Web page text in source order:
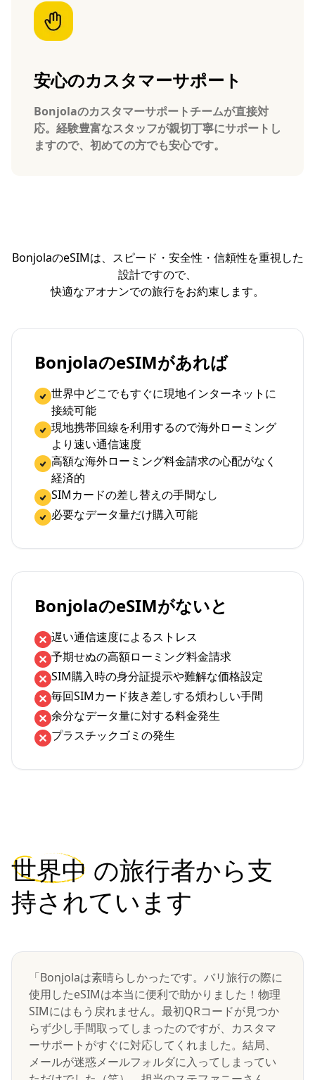
安心のカスタマーサポート
Bonjolaのカスタマーサポートチームが直接対
応。経験豊富なスタッフが親切丁寧にサポートし
ますので、初めての方でも安心です。
BonjolaのeSIMは、スピード・安全性・信頼性を重視した
設計ですので、
快適なアオナンでの旅行をお約束します。
BonjolaのeSIMがあれば
世界中どこでもすぐに現地インターネットに
接続可能
現地携帯回線を利用するので海外ローミング
より速い通信速度
高額な海外ローミング料金請求の心配がなく
経済的
SIMカードの差し替えの手間なし
必要なデータ量だけ購入可能
BonjolaのeSIMがないと
遅い通信速度によるストレス
予期せぬの高額ローミング料金請求
SIM購入時の身分証提示や難解な価格設定
毎回SIMカード抜き差しする煩わしい手間
余分なデータ量に対する料金発生
プラスチックゴミの発生
世界中 の旅行者から支
持されています
「Bonjolaは素晴らしかったです。バリ旅行の際に
使用したeSIMは本当に便利で助かりました！物理
SIMにはもう戻れません。最初QRコードが見つか
らず少し手間取ってしまったのですが、カスタマ
ーサポートがすぐに対応してくれました。結局、
メールが迷惑メールフォルダに入ってしまってい